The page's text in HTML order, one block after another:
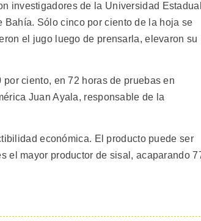
investigadores de la Universidad
Bahía. Sólo cinco por ciento de la hoja se
el jugo luego de prensarla, elevaron su
ciento, en 72 horas de pruebas en
Juan Ayala, responsable de la
económica. El producto puede ser
el mayor productor de sisal, acaparando